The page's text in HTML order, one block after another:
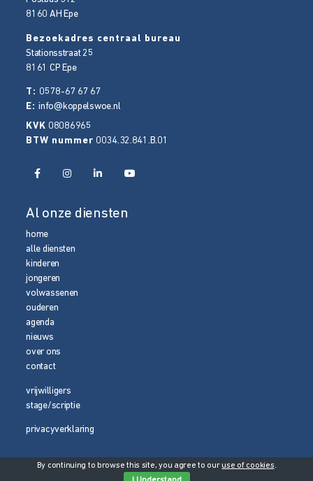
8160 AH Epe
Bezoekadres centraal bureau
Stationsstraat 25
8161 CP Epe
T: 0578-67 67 67
E:info@koppelswoe.nl
KVK 08086965
BTW nummer 0034.32.841.B.01
Al onze diensten
home
alle diensten
kinderen
jongeren
volwassenen
ouderen
agenda
nieuws
over ons
contact
vrijwilligers
stage/scriptie
privacyverklaring
© 2026 Media Magneet
By continuing to browse this site, you agree to our use of cookies.